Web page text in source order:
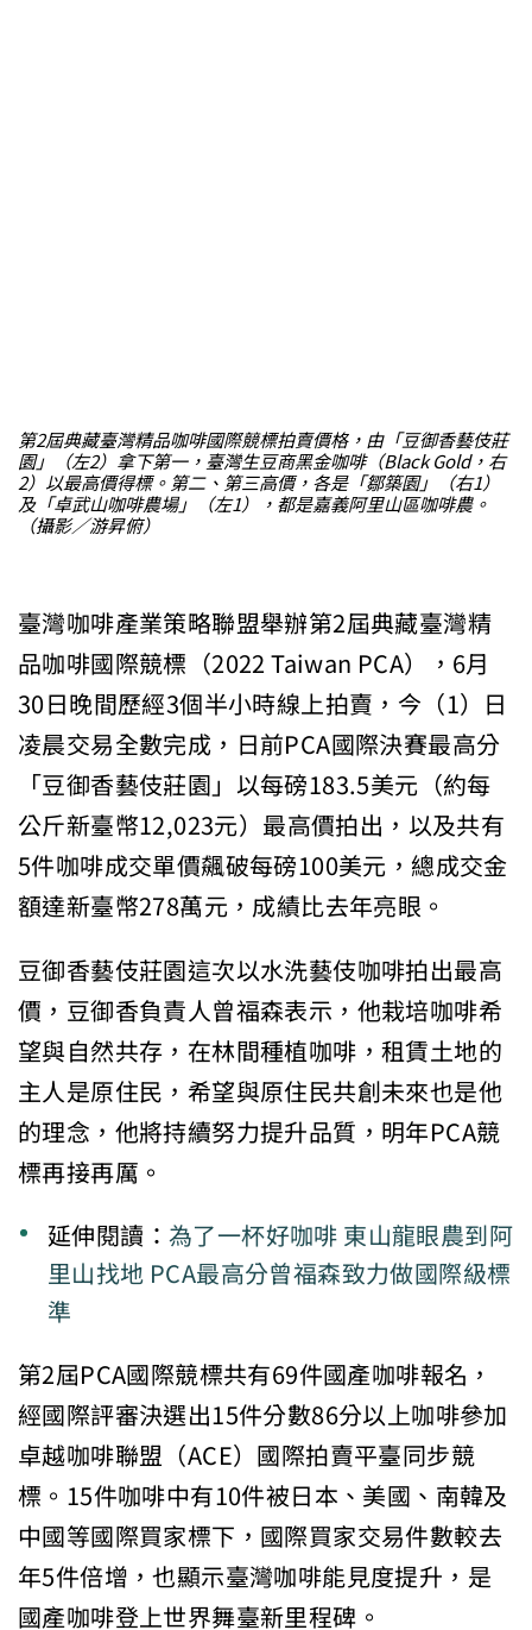
第2屆典藏臺灣精品咖啡國際競標拍賣價格，由「豆御香藝伎莊
園」（左2）拿下第一，臺灣生豆商黑金咖啡（Black Gold，右
2）以最高價得標。第二、第三高價，各是「鄒築園」（右1）
及「卓武山咖啡農場」（左1），都是嘉義阿里山區咖啡農。
（攝影／游昇俯）
臺灣咖啡產業策略聯盟舉辦第2屆典藏臺灣精
品咖啡國際競標（2022 Taiwan PCA），6月
30日晚間歷經3個半小時線上拍賣，今（1）日
凌晨交易全數完成，日前PCA國際決賽最高分
「豆御香藝伎莊園」以每磅183.5美元（約每
公斤新臺幣12,023元）最高價拍出，以及共有
5件咖啡成交單價飆破每磅100美元，總成交金
額達新臺幣278萬元，成績比去年亮眼。
豆御香藝伎莊園這次以水洗藝伎咖啡拍出最高
價，豆御香負責人曾福森表示，他栽培咖啡希
望與自然共存，在林間種植咖啡，租賃土地的
主人是原住民，希望與原住民共創未來也是他
的理念，他將持續努力提升品質，明年PCA競
標再接再厲。
延伸閱讀：為了一杯好咖啡 東山龍眼農到阿
里山找地 PCA最高分曾福森致力做國際級標
準
第2屆PCA國際競標共有69件國產咖啡報名，
經國際評審決選出15件分數86分以上咖啡參加
卓越咖啡聯盟（ACE）國際拍賣平臺同步競
標。15件咖啡中有10件被日本、美國、南韓及
中國等國際買家標下，國際買家交易件數較去
年5件倍增，也顯示臺灣咖啡能見度提升，是